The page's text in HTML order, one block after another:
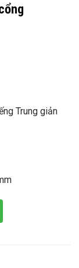
Trung giản
số lượng